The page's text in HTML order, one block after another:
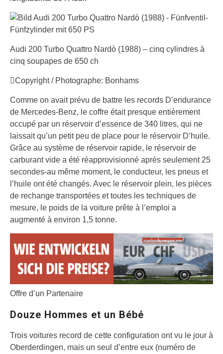
Audi 200 Turbo Quattro Nardò (1988) – cinq cylindres à
cinq soupapes de 650 ch
Copyright / Photographe: Bonhams
Comme on avait prévu de battre les records D’endurance
de Mercedes-Benz, le coffre était presque entièrement
occupé par un réservoir d’essence de 340 litres, qui ne
laissait qu’un petit peu de place pour le réservoir D’huile.
Grâce au système de réservoir rapide, le réservoir de
carburant vide a été réapprovisionné après seulement 25
secondes-au même moment, le conducteur, les pneus et
l’huile ont été changés. Avec le réservoir plein, les pièces
de rechange transportées et toutes les techniques de
mesure, le poids de la voiture prête à l’emploi a
augmenté à environ 1,5 tonne.
Offre d’un Partenaire
Douze Hommes et un Bébé
Trois voitures record de cette configuration ont vu le jour à
Oberderdingen, mais un seul d’entre eux (numéro de